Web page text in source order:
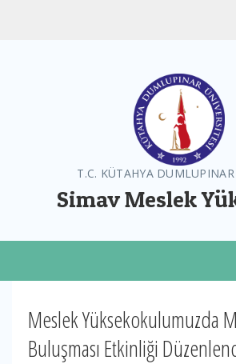
T.C. KÜTAHYA DUMLUPINAR
Simav Meslek
Meslek Yüksekokulumuzda
Buluşması Etkinliği